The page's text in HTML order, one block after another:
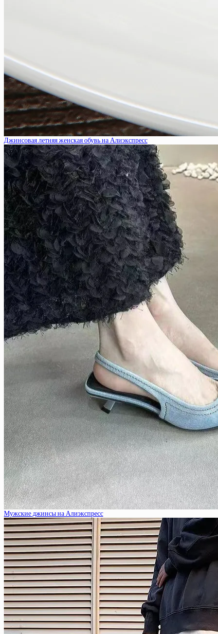
Джинсовая летняя женская обувь на Алиэкспресс
Мужские джинсы на Алиэкспресс